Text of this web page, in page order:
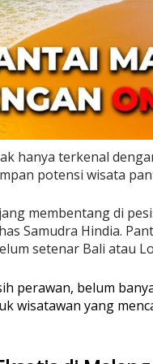
hanya terkenal
potensi wisata
membentang di
Samudra Hindia.
setenar Bali atau
perawan, belum
wisatawan yang